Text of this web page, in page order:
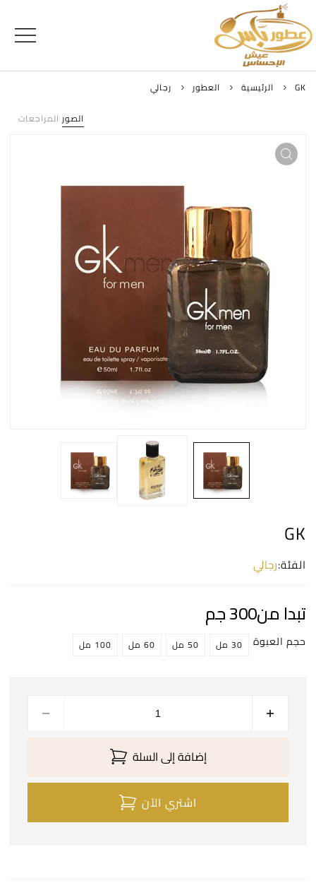
الرئيسية العطور رجالي
GK
الصور المراجعات
GK
الفئة:رجالي
تبدا من300جم
حجم العبوة 30 مل 50 مل 60 مل 100 مل
إضافة إلى السلة
اشتري الآن